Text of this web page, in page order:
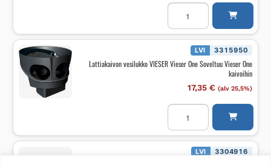
Lattiakaivon
vesilukko
VIESER
Vieser
One
Kalvovesilukko
matala
määrä
LVI 3315950
Lattiakaivon vesilukko VIESER Vieser One Soveltuu Vieser One
kaivoihin
17,35 € (alv 25,5%)
Lattiakaivon
vesilukko
VIESER
Vieser
One
SoveltuuLVI 3304916